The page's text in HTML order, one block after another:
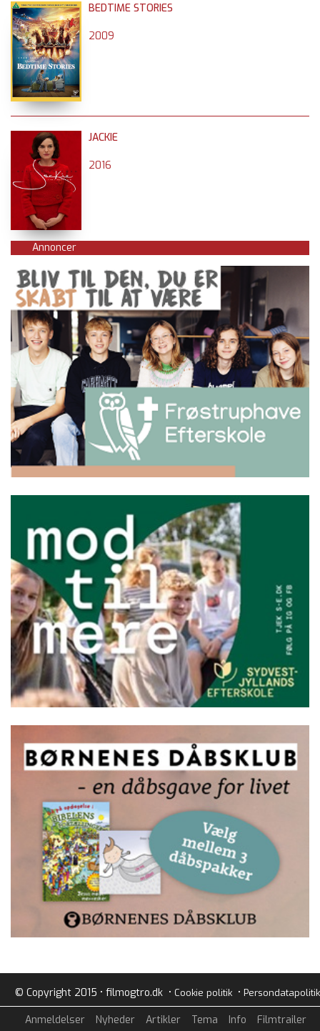
BEDTIME STORIES
2009
JACKIE
2016
Annoncer
© Copyright 2015 • filmogtro.dk • Cookie politik• Persondatapolitik
Anmeldelser Nyheder Artikler Tema Info Filmtrailer